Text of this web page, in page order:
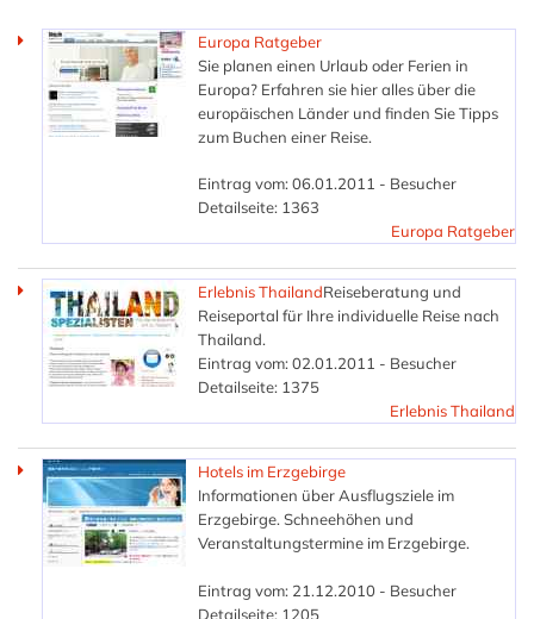
Europa Ratgeber
Sie planen einen Urlaub oder Ferien in
Europa? Erfahren sie hier alles über die
europäischen Länder und finden Sie Tipps
zum Buchen einer Reise.
Eintrag vom: 06.01.2011 - Besucher
Detailseite: 1363
Europa Ratgeber
Erlebnis ThailandReiseberatung und
Reiseportal für Ihre individuelle Reise nach
Thailand.
Eintrag vom: 02.01.2011 - Besucher
Detailseite: 1375
Erlebnis Thailand
Hotels im Erzgebirge
Informationen über Ausflugsziele im
Erzgebirge. Schneehöhen und
Veranstaltungstermine im Erzgebirge.
Eintrag vom: 21.12.2010 - Besucher
Detailseite: 1205